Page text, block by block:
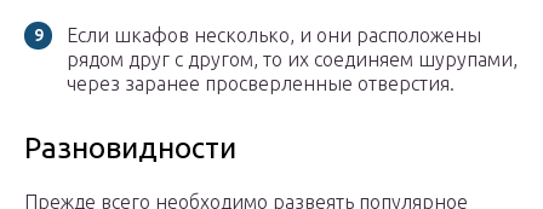
Если шкафов несколько, и они расположены
рядом друг с другом, то их соединяем шурупами,
через заранее просверленные отверстия.
Разновидности
Прежде всего необходимо развеять популярное